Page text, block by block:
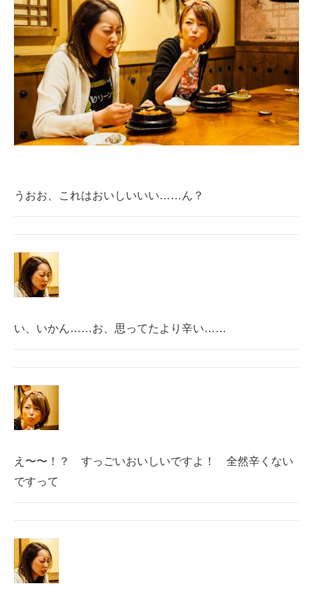
うおお、これはおいしいいい……ん？
い、いかん……お、思ってたより辛い……
え〜〜！？ すっごいおいしいですよ！ 全然辛くない
ですって